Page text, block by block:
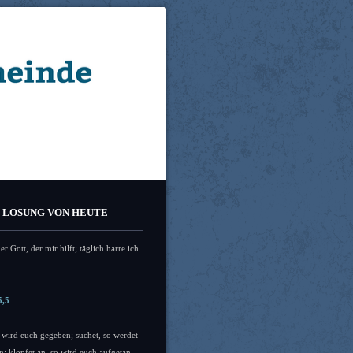
VON HEUTE
Gott, der mir hilft; täglich harre ich
euch gegeben; suchet, so werdet